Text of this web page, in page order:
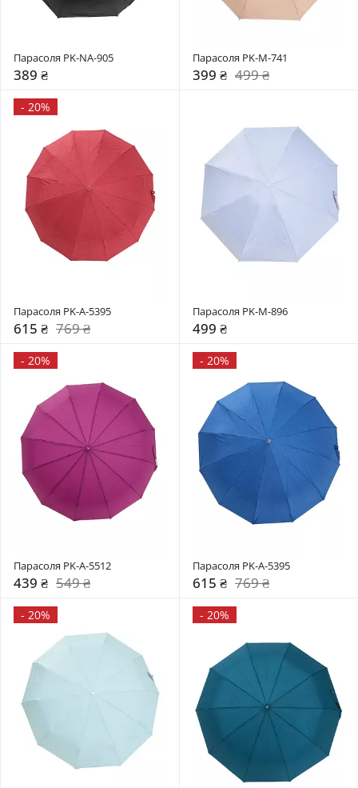
Парасоля PK-NA-905
389 ₴
Парасоля PK-M-741
399 ₴ 499 ₴
- 20%
Парасоля PK-A-5395
615 ₴ 769 ₴
Парасоля PK-M-896
499 ₴
- 20%
Парасоля PK-A-5512
439 ₴ 549 ₴
- 20%
Парасоля PK-A-5395
615 ₴ 769 ₴
- 20% - 20%